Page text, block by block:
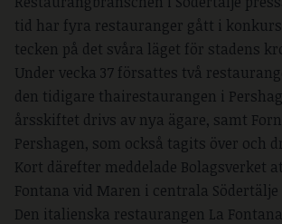
tid har fyra restauranger gått i
tecken på det svåra läget för stadens
Under vecka 37 försattes två
den tidigare thairestaurangen i
årsskiftet drivs av nya ägare, samt
Pershagen, som också tagits över och
Kort därefter meddelade Bolagsverket
Fontana vid Maren i centrala
Den italienska restaurangen La